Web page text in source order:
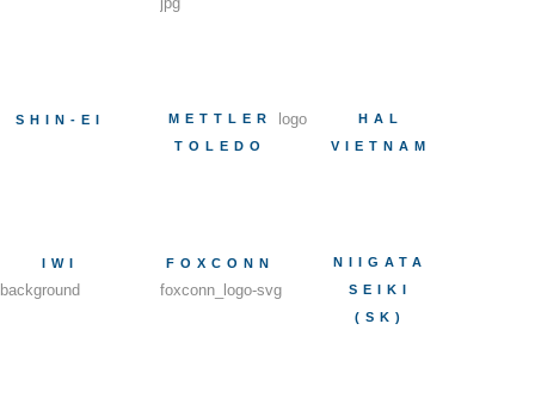
SHIN-EI
METTLER
TOLEDO
HAL
VIETNAM
IWI FOXCONN
NIIGATA
SEIKI
(SK)